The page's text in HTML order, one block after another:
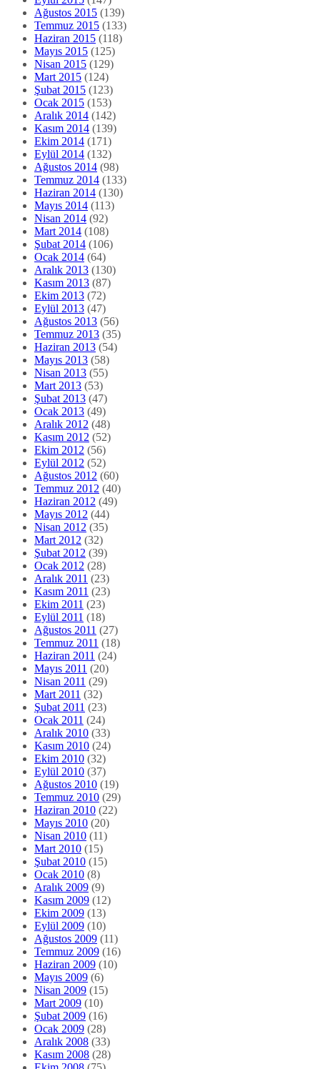
Ağustos 2015 (139)
Temmuz 2015 (133)
Haziran 2015 (118)
Mayıs 2015 (125)
Nisan 2015 (129)
Mart 2015 (124)
Şubat 2015 (123)
Ocak 2015 (153)
Aralık 2014 (142)
Kasım 2014 (139)
Ekim 2014 (171)
Eylül 2014 (132)
Ağustos 2014 (98)
Temmuz 2014 (133)
Haziran 2014 (130)
Mayıs 2014 (113)
Nisan 2014 (92)
Mart 2014 (108)
Şubat 2014 (106)
Ocak 2014 (64)
Aralık 2013 (130)
Kasım 2013 (87)
Ekim 2013 (72)
Eylül 2013 (47)
Ağustos 2013 (56)
Temmuz 2013 (35)
Haziran 2013 (54)
Mayıs 2013 (58)
Nisan 2013 (55)
Mart 2013 (53)
Şubat 2013 (47)
Ocak 2013 (49)
Aralık 2012 (48)
Kasım 2012 (52)
Ekim 2012 (56)
Eylül 2012 (52)
Ağustos 2012 (60)
Temmuz 2012 (40)
Haziran 2012 (49)
Mayıs 2012 (44)
Nisan 2012 (35)
Mart 2012 (32)
Şubat 2012 (39)
Ocak 2012 (28)
Aralık 2011 (23)
Kasım 2011 (23)
Ekim 2011 (23)
Eylül 2011 (18)
Ağustos 2011 (27)
Temmuz 2011 (18)
Haziran 2011 (24)
Mayıs 2011 (20)
Nisan 2011 (29)
Mart 2011 (32)
Şubat 2011 (23)
Ocak 2011 (24)
Aralık 2010 (33)
Kasım 2010 (24)
Ekim 2010 (32)
Eylül 2010 (37)
Ağustos 2010 (19)
Temmuz 2010 (29)
Haziran 2010 (22)
Mayıs 2010 (20)
Nisan 2010 (11)
Mart 2010 (15)
Şubat 2010 (15)
Ocak 2010 (8)
Aralık 2009 (9)
Kasım 2009 (12)
Ekim 2009 (13)
Eylül 2009 (10)
Ağustos 2009 (11)
Temmuz 2009 (16)
Haziran 2009 (10)
Mayıs 2009 (6)
Nisan 2009 (15)
Mart 2009 (10)
Şubat 2009 (16)
Ocak 2009 (28)
Aralık 2008 (33)
Kasım 2008 (28)